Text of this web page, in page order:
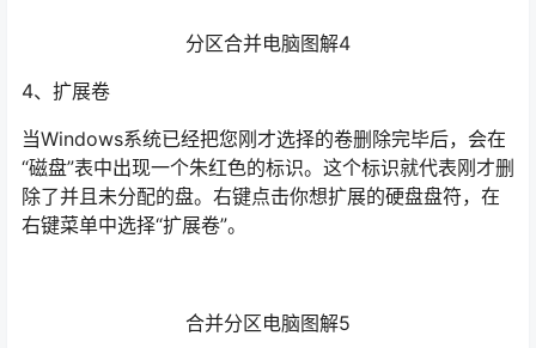
分区合并电脑图解4
4、扩展卷
当Windows系统已经把您刚才选择的卷删除完毕后，会在
“磁盘”表中出现一个朱红色的标识。这个标识就代表刚才删
除了并且未分配的盘。右键点击你想扩展的硬盘盘符，在
右键菜单中选择“扩展卷”。
合并分区电脑图解5